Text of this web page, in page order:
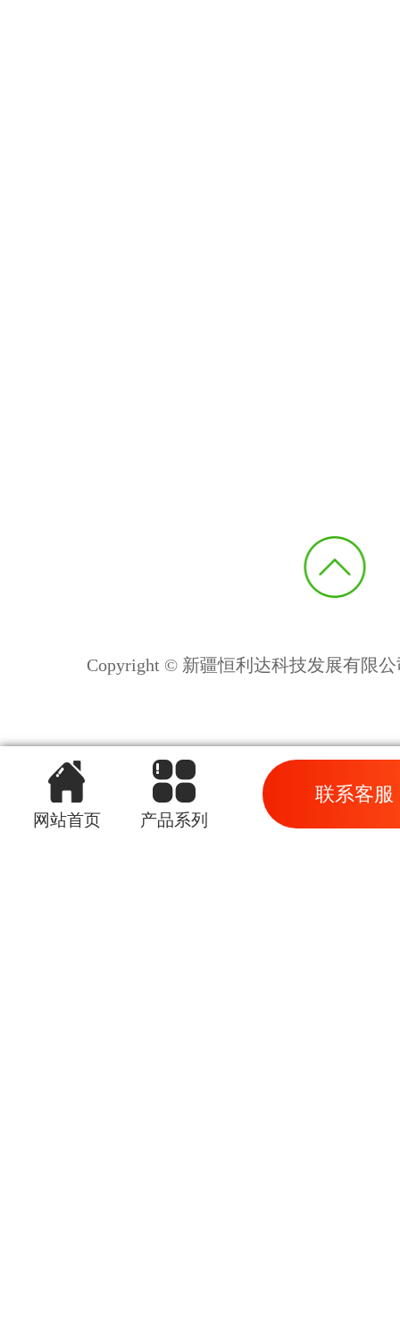
Copyright © 新疆恒利达科技发展有限
网站首页 产品系列
联系客服